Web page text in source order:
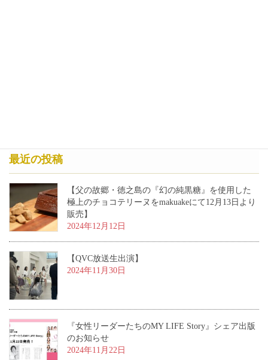
最近の投稿
【父の故郷・徳之島の『幻の純黒糖』を使用した
極上のチョコテリーヌをmakuakeにて12月13日より
販売】
2024年12月12日
【QVC放送生出演】
2024年11月30日
『女性リーダーたちのMY LIFE Story』シェア出版
のお知らせ
2024年11月22日